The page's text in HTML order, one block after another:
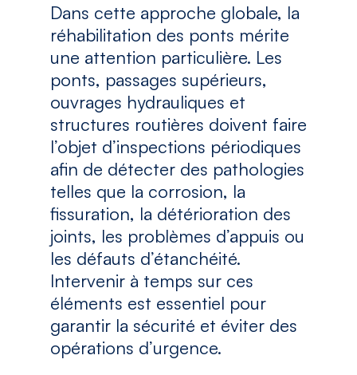
Dans cette approche globale, la
réhabilitation des ponts mérite
une attention particulière. Les
ponts, passages supérieurs,
ouvrages hydrauliques et
structures routières doivent faire
l’objet d’inspections périodiques
afin de détecter des pathologies
telles que la corrosion, la
fissuration, la détérioration des
joints, les problèmes d’appuis ou
les défauts d’étanchéité.
Intervenir à temps sur ces
éléments est essentiel pour
garantir la sécurité et éviter des
opérations d’urgence.